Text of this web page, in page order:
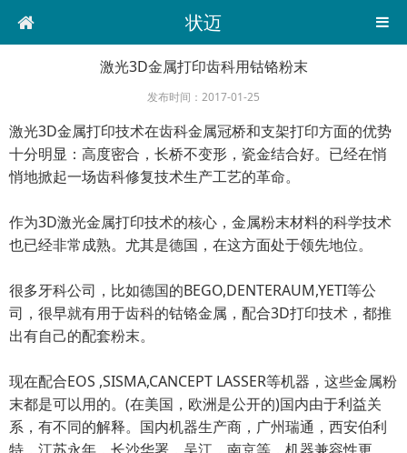
状迈
激光3D金属打印齿科用钴铬粉末
发布时间：2017-01-25
激光3D金属打印技术在齿科金属冠桥和支架打印方面的优势
十分明显：高度密合，长桥不变形，瓷金结合好。已经在悄
悄地掀起一场齿科修复技术生产工艺的革命。
作为3D激光金属打印技术的核心，金属粉末材料的科学技术
也已经非常成熟。尤其是德国，在这方面处于领先地位。
很多牙科公司，比如德国的BEGO,DENTERAUM,YETI等公
司，很早就有用于齿科的钴铬金属，配合3D打印技术，都推
出有自己的配套粉末。
现在配合EOS ,SISMA,CANCEPT LASSER等机器，这些金属粉
末都是可以用的。(在美国，欧洲是公开的)国内由于利益关
系，有不同的解释。国内机器生产商，广州瑞通，西安伯利